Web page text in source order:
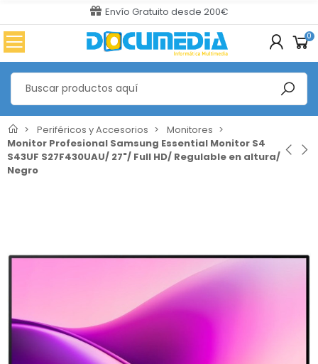
Envío Gratuito desde 200€
0
Periféricos y Accesorios
Monitores
Monitor Profesional Samsung Essential Monitor S4
S43UF S27F430UAU/ 27"/ Full HD/ Regulable en altura/
Negro